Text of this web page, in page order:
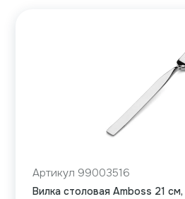
Артикул 99003516
Вилка столовая Amboss 21